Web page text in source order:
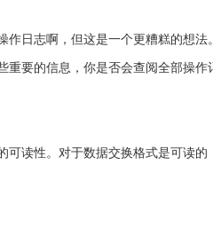
作日志啊，但这是一个更糟糕的想
重要的信息，你是否会查阅全部操作
可读性。对于数据交换格式是可读